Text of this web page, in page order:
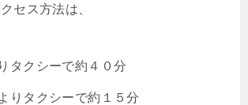
セス方法は、
タクシーで約４０分
りタクシーで約１５分